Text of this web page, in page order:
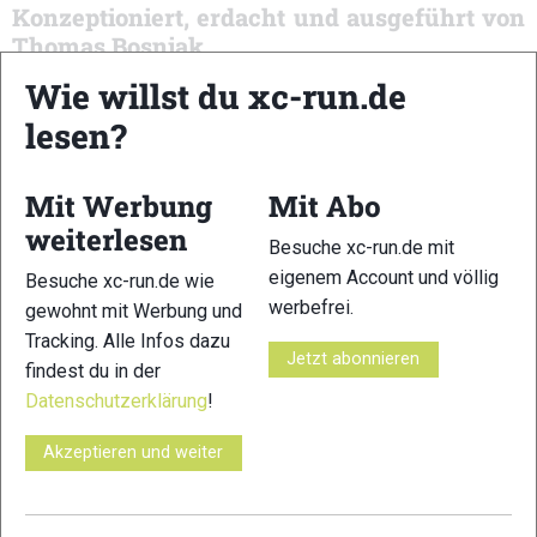
Konzeptioniert, erdacht und ausgeführt von
Thomas Bosnjak
„Als ultimativer Trailrun konzeptioniert, erdacht und
ausgeführt von Thomas Bosnjak führen die 100 MILES über
die schönsten und fordernsten Gipfel der Kitzbüheler Alpen.
so TVB Geschäftsführer Armin Kuen.
Das Fieberbrunner Dorfzentrum verwandelt sich für drei Tage
in eine richtige „Trailrunning – Base“! Aussteller, Testmaterial,
Kinder- und Rahmenprogramm machen aus dem sportlichen
Event ein Fest für alle!
Startschuss für die 100 Meilen, den Staffel- und den
Wie willst du xc-run.de
lesen?
Mit Werbung
weiterlesen
Besuche xc-run.de wie
gewohnt mit Werbung und
Tracking. Alle Infos dazu
findest du in der
Datenschutzerklärung!
Akzeptieren und weiter
Mit Abo
Besuche xc-run.de mit
eigenem Account und völlig
werbefrei.
Jetzt abonnieren